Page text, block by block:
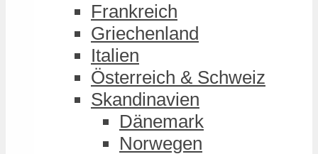
Frankreich
Griechenland
Italien
Österreich & Schweiz
Skandinavien
Dänemark
Norwegen